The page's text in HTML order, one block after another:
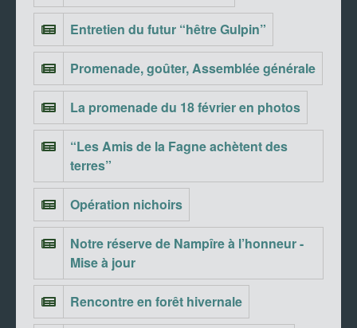
Entretien du futur “hêtre Gulpin”
Promenade, goûter, Assemblée générale
La promenade du 18 février en photos
“Les Amis de la Fagne achètent des
terres”
Opération nichoirs
Notre réserve de Nampîre à l’honneur -
Mise à jour
Rencontre en forêt hivernale